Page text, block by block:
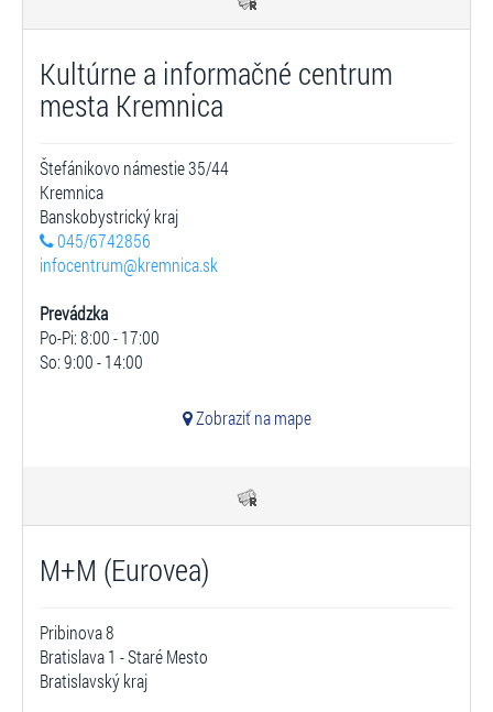
Kultúrne a informačné centrum
mesta Kremnica
Štefánikovo námestie 35/44
Kremnica
Banskobystrický kraj
045/6742856
infocentrum@kremnica.sk
Prevádzka
Po-Pi: 8:00 - 17:00
So: 9:00 - 14:00
Zobraziť na mape
M+M (Eurovea)
Pribinova 8
Bratislava 1 - Staré Mesto
Bratislavský kraj